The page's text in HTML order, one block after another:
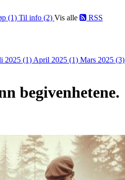
(1) Til info (2) Vis alle RSS
2025 (1) April 2025 (1) Mars 2025 (3)
begivenhetene.